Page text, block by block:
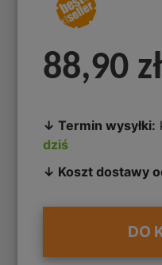
88,90 zł
↓ Termin wysyłki:
dziś
↓ Koszt dostawy
DO